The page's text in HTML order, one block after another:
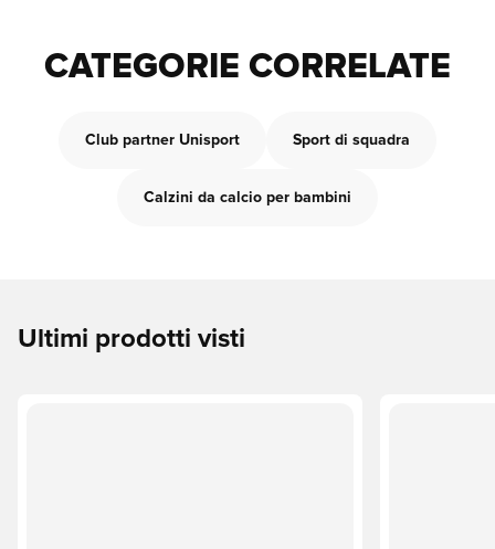
CATEGORIE CORRELATE
Club partner Unisport Sport di squadra
Calzini da calcio per bambini
Ultimi prodotti visti